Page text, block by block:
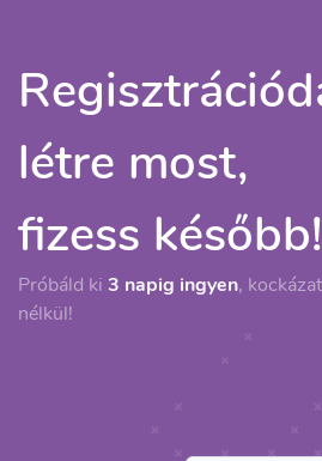
létre most,
fizess később!
Próbáld ki 3 napig ingyen,
nélkül!